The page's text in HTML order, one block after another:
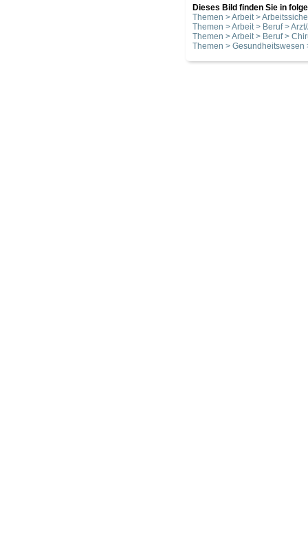
Dieses Bild finden Sie in
Themen > Arbeit >
Themen > Arbeit > Beruf >
Themen > Arbeit > Beruf >
Themen > Gesundheitswesen